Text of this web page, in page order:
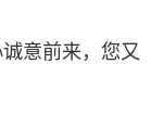
意前来，您又